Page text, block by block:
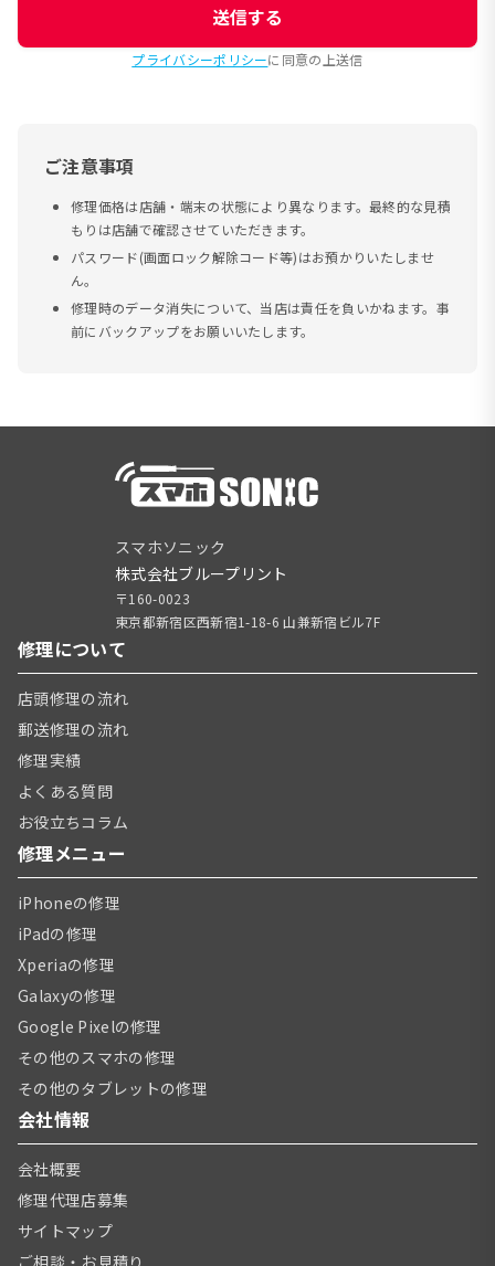
送信する
プライバシーポリシーに同意の上送信
ご注意事項
修理価格は店舗・端末の状態により異なります。最終的な見積
もりは店舗で確認させていただきます。
パスワード(画面ロック解除コード等)はお預かりいたしませ
ん。
修理時のデータ消失について、当店は責任を負いかねます。事
前にバックアップをお願いいたします。
スマホソニック
株式会社ブループリント
〒160-0023
東京都新宿区西新宿1-18-6 山兼新宿ビル7F
修理について
店頭修理の流れ
郵送修理の流れ
修理実績
よくある質問
お役立ちコラム
修理メニュー
iPhoneの修理
iPadの修理
Xperiaの修理
Galaxyの修理
Google Pixelの修理
その他のスマホの修理
その他のタブレットの修理
会社情報
会社概要
修理代理店募集
サイトマップ